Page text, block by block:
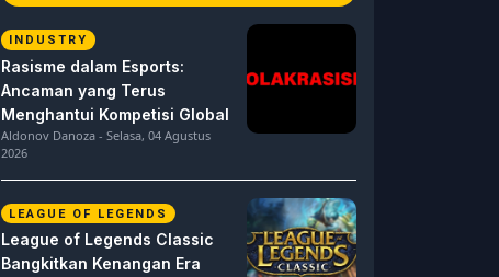
INDUSTRY
Rasisme dalam Esports:
Ancaman yang Terus
Menghantui Kompetisi Global
Aldonov Danoza - Selasa, 04 Agustus
2026
LEAGUE OF LEGENDS
League of Legends Classic
Bangkitkan Kenangan Era